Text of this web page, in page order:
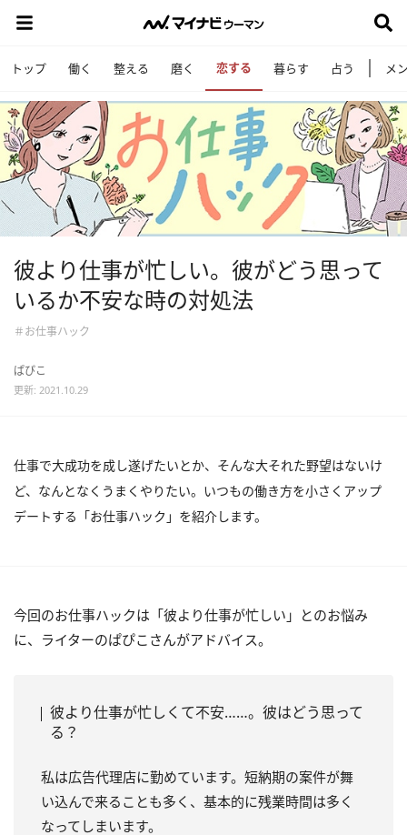
トップ 働く 整える 磨く 恋する 暮らす 占う メ
彼より仕事が忙しい。彼がどう思って
いるか不安な時の対処法
＃お仕事ハック
ぱぴこ
更新: 2021.10.29
仕事で大成功を成し遂げたいとか、そんな大それた野望はないけ
ど、なんとなくうまくやりたい。いつもの働き方を小さくアップ
デートする「お仕事ハック」を紹介します。
今回のお仕事ハックは「彼より仕事が忙しい」とのお悩み
に、ライターのぱぴこさんがアドバイス。
彼より仕事が忙しくて不安……。彼はどう思って
る？
私は広告代理店に勤めています。短納期の案件が舞
い込んで来ることも多く、基本的に残業時間は多く
なってしまいます。